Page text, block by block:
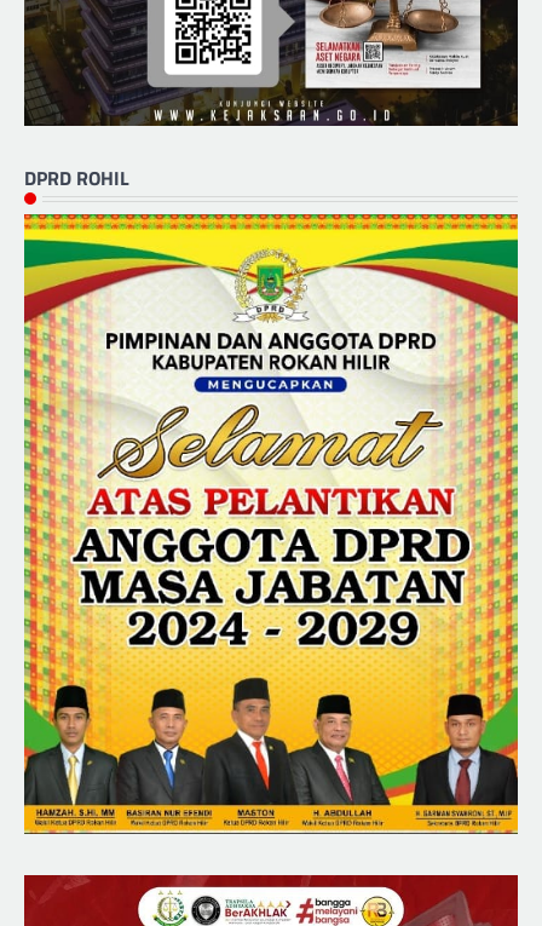
DPRD ROHIL